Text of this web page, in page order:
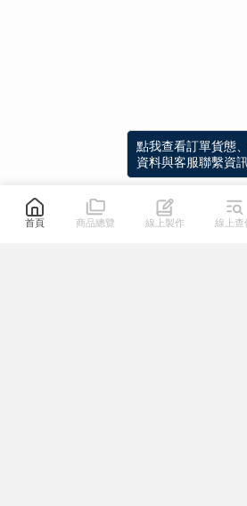
點我查看訂單貨態
資料與客服聯繫資訊
首頁 商品總覽 線上製作 線上查